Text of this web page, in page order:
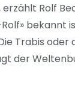
Rolf
bekannt
Trabis oder
der